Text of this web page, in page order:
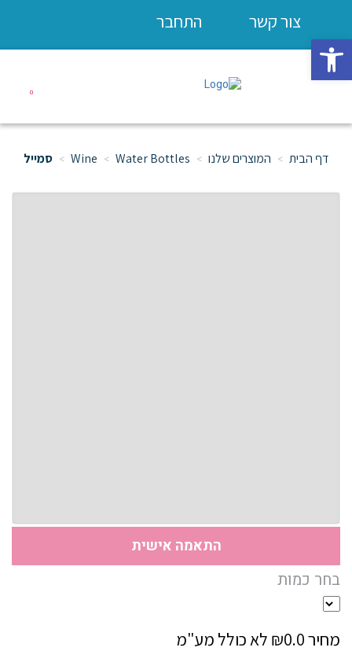
צור קשר התחבר
0
דף הבית המוצרים שלנו Water Bottles
Wine סמייל
התאמה אישית
בחר כמות
מחיר ₪0.0 לא כולל מע"מ
פתח סרגל נגישות